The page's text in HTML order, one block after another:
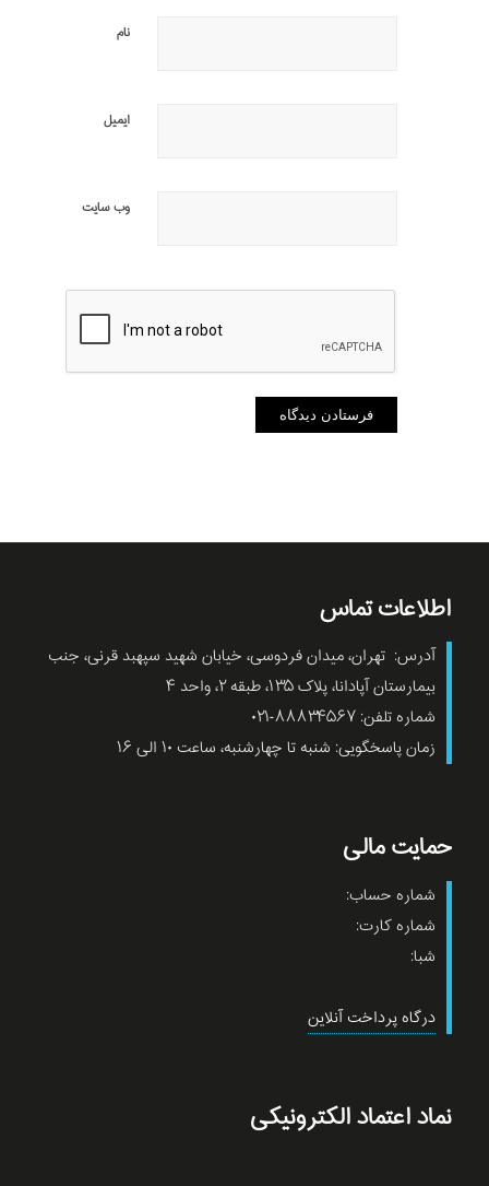
نام
ایمیل
وب‌ سایت
اطلاعات تماس
آدرس: تهران، میدان فردوسی، خیابان شهید سپهبد قرنی، جنب
بیمارستان آپادانا، پلاک ۱۳۵، طبقه ۲، واحد ۴
شماره تلفن: ۸۸۸۳۴۵۶۷-۰۲۱
زمان پاسخگویی: شنبه تا چهارشنبه، ساعت ۱۰ الی ۱۶
حمایت مالی
شماره حساب:
شماره کارت:
شبا:
درگاه پرداخت آنلاین
نماد اعتماد الکترونیکی